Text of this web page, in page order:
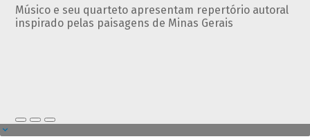
Músico e seu quarteto apresentam repertório autoral
inspirado pelas paisagens de Minas Gerais